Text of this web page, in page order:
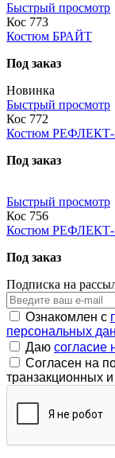
Быстрый просмотр
Кос 773
Костюм БРАЙТ
Под заказ
Новинка
Быстрый просмотр
Кос 772
Костюм РЕФЛЕКТ-
Под заказ
Быстрый просмотр
Кос 756
Костюм РЕФЛЕКТ-
Под заказ
Подписка на
Ознакомлен с
персональных
Даю согласие
Согласен на
транзакционных